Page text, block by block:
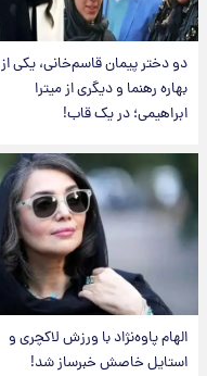
دو دختر پیمان قاسم‌خانی، یکی از
بهاره رهنما و دیگری از میترا
ابراهیمی؛ در یک قاب!
الهام پاوه‌نژاد با ورزش لاکچری و
استایل خاصش خبرساز شد!